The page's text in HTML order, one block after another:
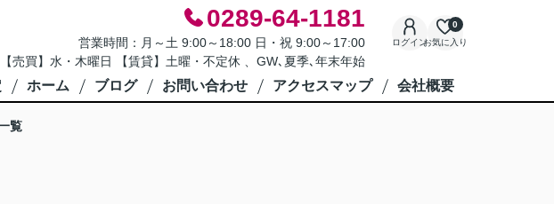
0289-64-1181
営業時間：月～土 9:00～18:00 日・祝 9:00～17:00
売買】水・木曜日 【賃貸】土曜・不定休 、GW､夏季､年末年始
ログインお気に入り
0
ホーム ブログ お問い合わせ アクセスマップ 会社概要
覧